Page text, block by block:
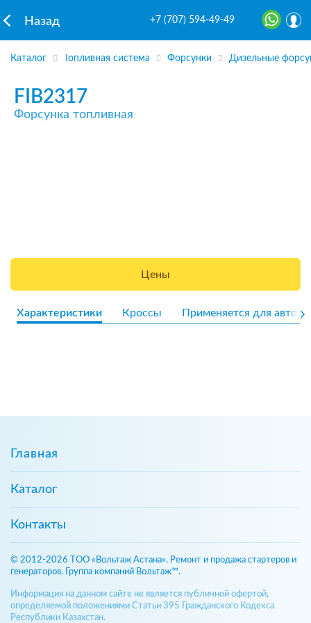
Назад +7 (707) 594-49-49
Каталог Топливная система Форсунки Дизельные
FIB2317
Форсунка топливная
Цены
Характеристики Кроссы Применяется для авто
Главная
Каталог
Контакты
© 2012-2026 ТОО «Вольтаж Астана». Ремонт и продажа стартеров и
генераторов. Группа компаний Вольтаж™.
Информация на данном сайте не является публичной офертой,
определяемой положениями Статьи 395 Гражданского Кодекса
Республики Казахстан.